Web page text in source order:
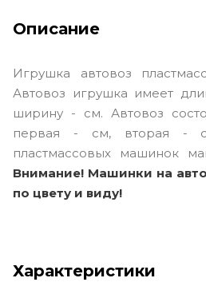
Описание
Игрушка автовоз
Автовоз игрушка имеет
ширину - см. Автовоз
первая - см, вторая -
пластмассовых машинок
Внимание! Машинки на
по цвету и виду!
Характеристики